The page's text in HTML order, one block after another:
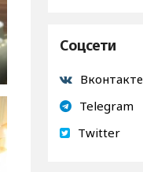
Соцсети
Вконтакте
Telegram
Twitter